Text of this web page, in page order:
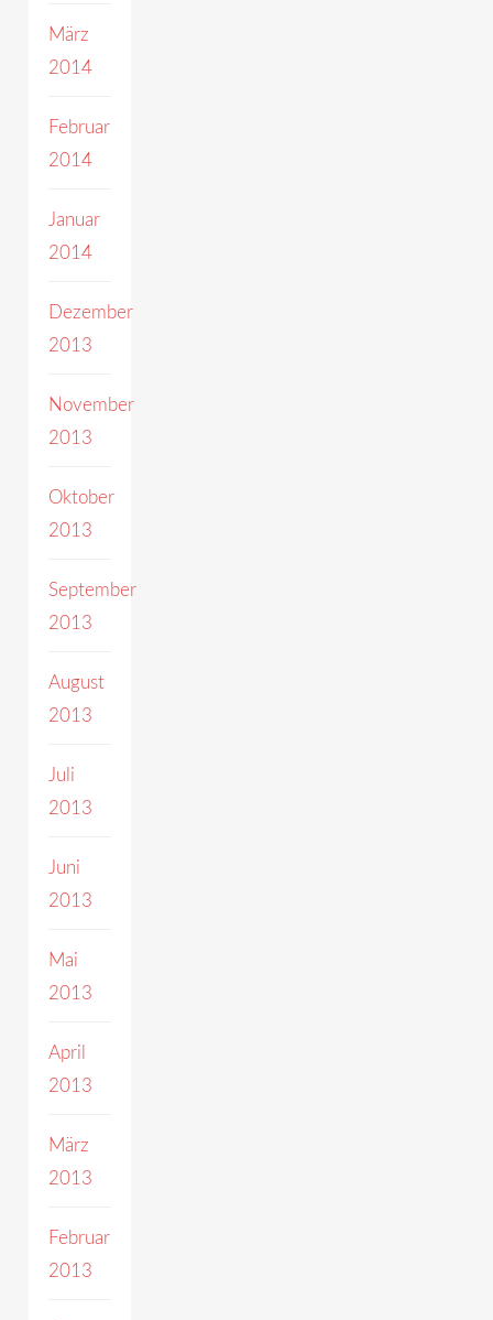
März
2014
Februar
2014
Januar
2014
Dezember
2013
November
2013
Oktober
2013
September
2013
August
2013
Juli
2013
Juni
2013
Mai
2013
April
2013
März
2013
Februar
2013